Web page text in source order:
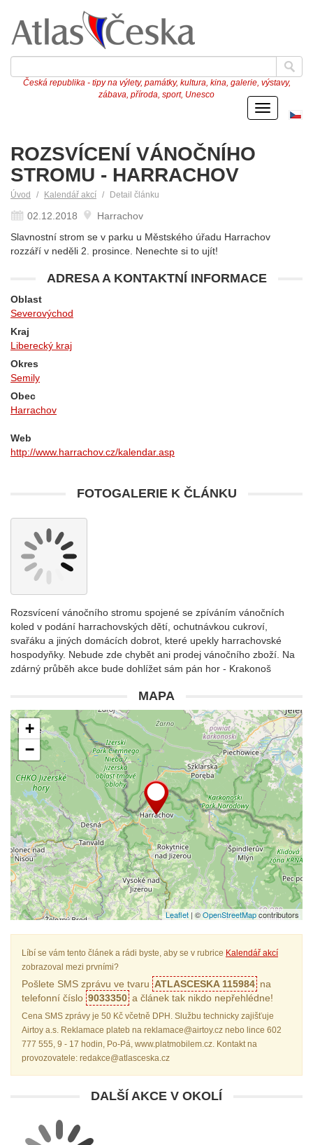
Česká republika - tipy na výlety, památky, kultura, kina, galerie, výstavy,
zábava, příroda, sport, Unesco
Menu
ROZSVÍCENÍ VÁNOČNÍHO
STROMU - HARRACHOV
Úvod Kalendář akcí Detail článku
02.12.2018
Harrachov
Slavnostní strom se v parku u Městského úřadu Harrachov
rozzáří v neděli 2. prosince. Nenechte si to ujít!
ADRESA A KONTAKTNÍ INFORMACE
Oblast
Severovýchod
Kraj
Liberecký kraj
Okres
Semily
Obec
Harrachov
Web
http://www.harrachov.cz/kalendar.asp
FOTOGALERIE K ČLÁNKU
Rozsvícení vánočního stromu spojené se zpíváním vánočních
koled v podání harrachovských dětí, ochutnávkou cukroví,
svařáku a jiných domácích dobrot, které upekly harrachovské
hospodyňky. Nebude zde chybět ani prodej vánočního zboží. Na
zdárný průběh akce bude dohlížet sám pán hor - Krakonoš
MAPA
+
−
Leaflet | ©OpenStreetMapcontributors
Líbí se vám tento článek a rádi byste, aby se v rubrice Kalendář akcí
zobrazoval mezi prvními?
Pošlete SMS zprávu ve tvaru ATLASCESKA 115984 na
telefonní číslo 9033350 a článek tak nikdo nepřehlédne!
Cena SMS zprávy je 50 Kč včetně DPH. Službu technicky zajišťuje
Airtoy a.s. Reklamace plateb na reklamace@airtoy.cz nebo lince 602
777 555, 9 - 17 hodin, Po-Pá, www.platmobilem.cz. Kontakt na
provozovatele: redakce@atlasceska.cz
DALŠÍ AKCE V OKOLÍ